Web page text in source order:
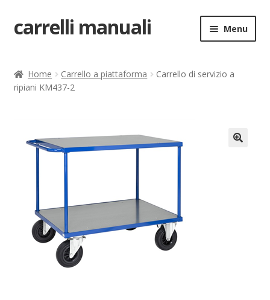
Vai
alla
Vai
al
carrelli manuali Menu
Carrello
Come ordinare
Contatti
costruttori
Home Carrello a piattaforma
Carrello di servizio a
ripiani KM437-2